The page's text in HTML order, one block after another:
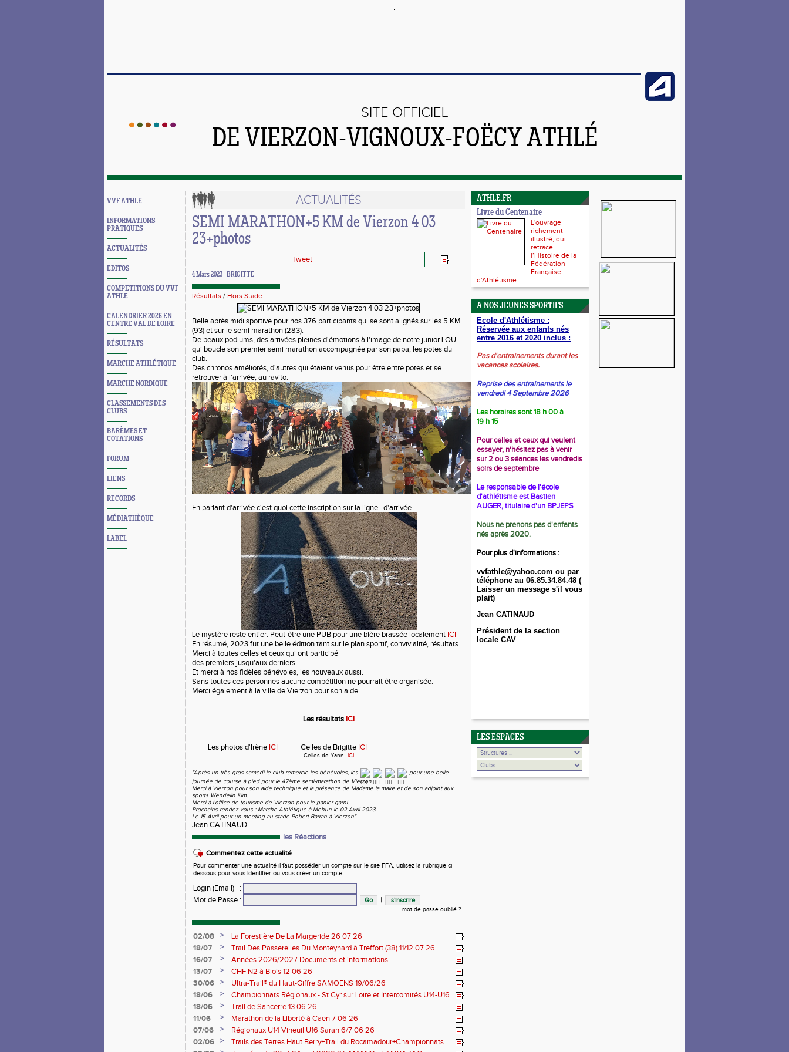
SITE OFFICIEL
DE VIERZON-VIGNOUX-FOËCY ATHLÉ
VVF ATHLE
INFORMATIONS
PRATIQUES
ACTUALITÉS
EDITOS
COMPETITIONS DU VVF
ATHLE
CALENDRIER 2026 EN
CENTRE VAL DE LOIRE
RÉSULTATS
MARCHE ATHLÉTIQUE
MARCHE NORDIQUE
CLASSEMENTS DES
CLUBS
BARÈMES ET
COTATIONS
FORUM
LIENS
RECORDS
MÉDIATHÈQUE
LABEL
ACTUALITÉS
SEMI MARATHON+5 KM de Vierzon 4 03
23+photos
Tweet
4 Mars 2023 - BRIGITTE
Résultats / Hors Stade
Belle après midi sportive pour nos 376 participants qui se sont alignés sur les 5 KM
(93) et sur le semi marathon (283).
De beaux podiums, des arrivées pleines d'émotions à l'image de notre junior LOU
qui boucle son premier semi marathon accompagnée par son papa, les potes du
club.
Des chronos améliorés, d'autres qui étaient venus pour être entre potes et se
retrouver à l'arrivée, au ravito.
En parlant d'arrivée c'est quoi cette inscription sur la ligne...d'arrivée
Le mystère reste entier. Peut-être une PUB pour une bière brassée localement ICI
En résumé, 2023 fut une belle édition tant sur le plan sportif, convivialité, résultats.
Merci à toutes celles et ceux qui ont participé
des premiers jusqu'aux derniers.
Et merci à nos fidèles bénévoles, les nouveaux aussi.
Sans toutes ces personnes aucune compétition ne pourrait être organisée.
Merci également à la ville de Vierzon pour son aide.
Les résultats ICI
Les photos d'Irène ICI Celles de Brigitte ICI
Celles de Yann ICI
"Après un très gros samedi le club remercie les bénévoles, les
pour une belle
journée de course à pied pour le 47ème semi-marathon de Vierzon.
Merci à Vierzon pour son aide technique et la présence de Madame la maire et de son adjoint aux
sports Wendelin Kim.
Merci à l'office de tourisme de Vierzon pour le panier garni.
Prochains rendez-vous : Marche Athlétique à Mehun le 02 Avril 2023
Le 15 Avril pour un meeting au stade Robert Barran à Vierzon"
Jean CATINAUD
les Réactions
Commentez cette actualité
Pour commenter une actualité il faut posséder un compte sur le site FFA, utilisez la rubrique ci-
dessous pour vous identifier ou vous créer un compte.
Login (Email)
:
Mot de Passe : |
mot de passe oublié ?
02/08 >
La Forestière De La Margeride 26 07 26
18/07
>
Trail Des Passerelles Du Monteynard à Treffort (38) 11/12 07 26
16/07
>
Années 2026/2027 Documents et informations
13/07
>
CHF N2 à Blois 12 06 26
30/06
>
Ultra-Trail® du Haut-Giffre SAMOENS 19/06/26
18/06
>
Championnats Régionaux - St Cyr sur Loire et Intercomités U14-U16
Saran 13/14 06 26
18/06 >
Trail de Sancerre 13 06 26
11/06
>
Marathon de la Liberté à Caen 7 06 26
07/06
>
Régionaux U14 Vineuil U16 Saran 6/7 06 26
02/06
>
Trails des Terres Haut Berry+Trail du Rocamadour+Championnats
ATHLE.FR
Livre du Centenaire
L'ouvrage
richement
illustré, qui
retrace
l’Histoire de la
Fédération
Française
d'Athlétisme.
A NOS JEUNES SPORTIFS
Ecole d'Athlétisme :
Réservée aux enfants nés
entre 2016 et 2020 inclus :
Pas d'entrainements durant les
vacances scolaires.
Reprise des entrainements le
vendredi 4 Septembre 2026
Les horaires sont 18 h 00 à
19 h 15
Pour celles et ceux qui veulent
essayer, n'hésitez pas à venir
sur 2 ou 3 séances les vendredis
soirs de septembre
Le responsable de l'école
d'athlétisme est Bastien
AUGER, titulaire d'un BPJEPS
Nous ne prenons pas d'enfants
nés après 2020.
Pour plus d'informations :
vvfathle@yahoo.com ou par
téléphone au 06.85.34.84.48 (
Laisser un message s'il vous
plait)
Jean CATINAUD
Président de la section
locale CAV
LES ESPACES